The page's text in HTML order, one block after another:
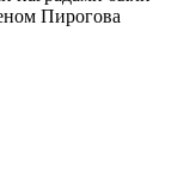
Пирогова